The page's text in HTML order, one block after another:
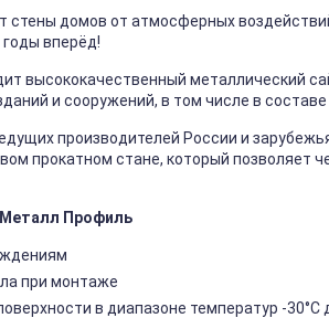
домов от атмосферных
вперёд!
высококачественный металлический
и сооружений, в том числе в
производителей России и
прокатном стане, который позволяет
Металл Профиль
при монтаже
в диапазоне температур -30°C